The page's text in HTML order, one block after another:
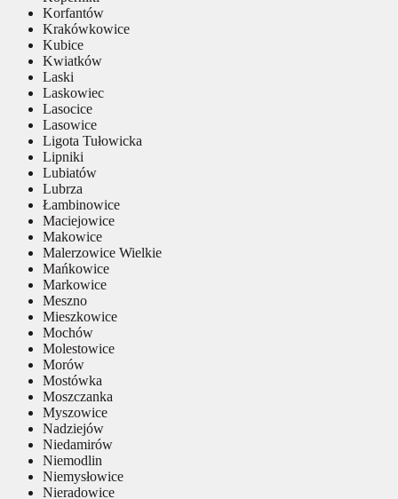
Korfantów
Krakówkowice
Kubice
Kwiatków
Laski
Laskowiec
Lasocice
Lasowice
Ligota Tułowicka
Lipniki
Lubiatów
Lubrza
Łambinowice
Maciejowice
Makowice
Malerzowice Wielkie
Mańkowice
Markowice
Meszno
Mieszkowice
Mochów
Molestowice
Morów
Mostówka
Moszczanka
Myszowice
Nadziejów
Niedamirów
Niemodlin
Niemysłowice
Nieradowice